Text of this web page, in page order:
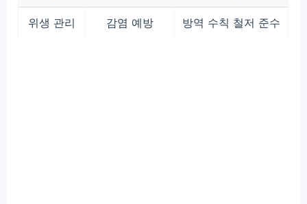
위생 관리 감염 예방 방역 수칙 철저 준수